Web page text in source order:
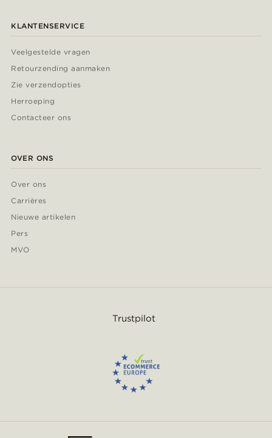
KLANTENSERVICE
Veelgestelde vragen
Retourzending aanmaken
Zie verzendopties
Herroeping
Contacteer ons
OVER ONS
Over ons
Carrières
Nieuwe artikelen
Pers
MVO
Trustpilot